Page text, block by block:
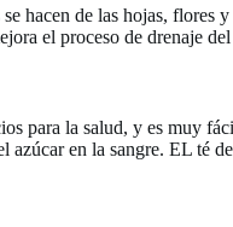
hacen de las hojas,
el proceso de drenaje
para la salud, y es muy
en la sangre. EL té